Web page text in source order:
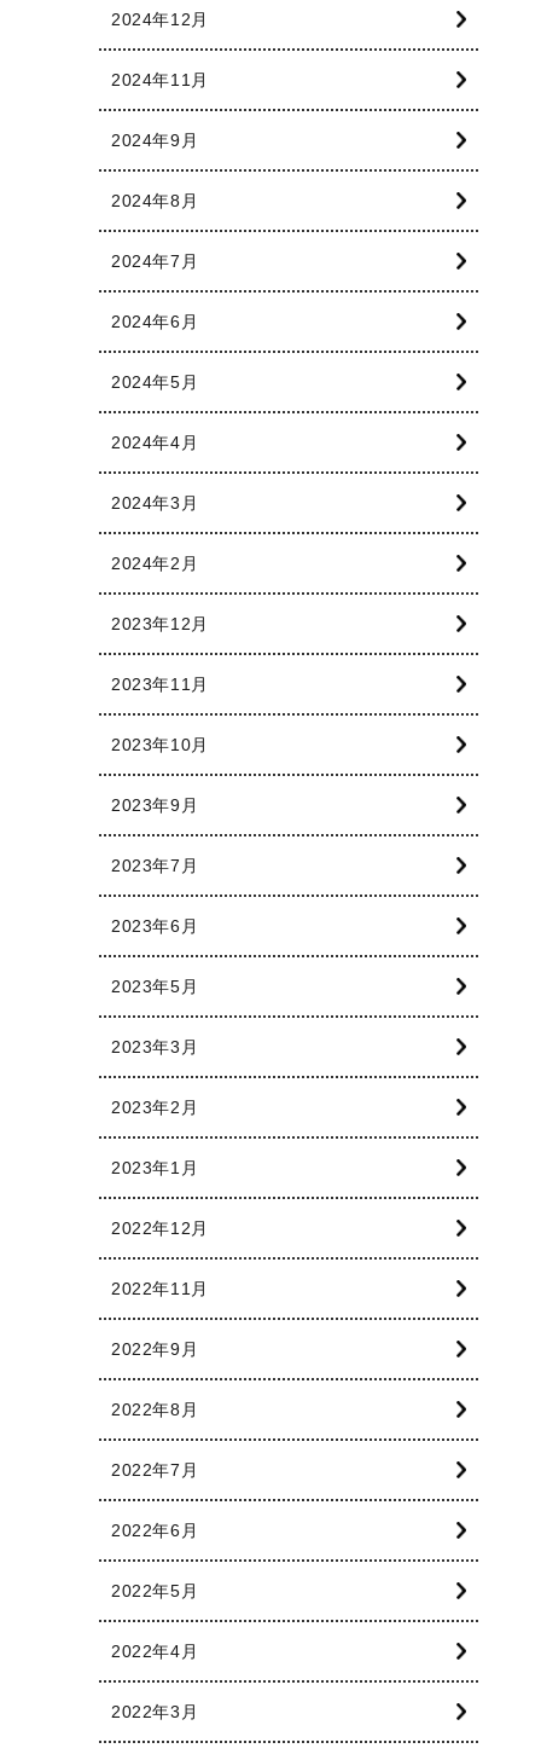
2024年12月
2024年11月
2024年9月
2024年8月
2024年7月
2024年6月
2024年5月
2024年4月
2024年3月
2024年2月
2023年12月
2023年11月
2023年10月
2023年9月
2023年7月
2023年6月
2023年5月
2023年3月
2023年2月
2023年1月
2022年12月
2022年11月
2022年9月
2022年8月
2022年7月
2022年6月
2022年5月
2022年4月
2022年3月